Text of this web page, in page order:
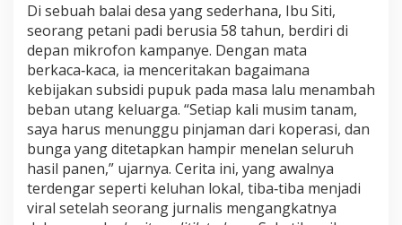
Di sebuah balai desa yang sederhana, Ibu Siti,
seorang petani padi berusia 58 tahun, berdiri di
depan mikrofon kampanye. Dengan mata
berkaca‑kaca, ia menceritakan bagaimana
kebijakan subsidi pupuk pada masa lalu menambah
beban utang keluarga. “Setiap kali musim tanam,
saya harus menunggu pinjaman dari koperasi, dan
bunga yang ditetapkan hampir menelan seluruh
hasil panen,” ujarnya. Cerita ini, yang awalnya
terdengar seperti keluhan lokal, tiba‑tiba menjadi
viral setelah seorang jurnalis mengangkatnya